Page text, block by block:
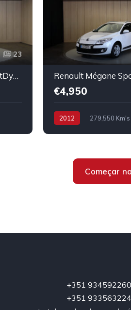
23
BMW X1 sDrive20d EfficientDynamics Edition
€4,950
2012 279,550 Km's
Começar
+351 934592260
+351 933563224